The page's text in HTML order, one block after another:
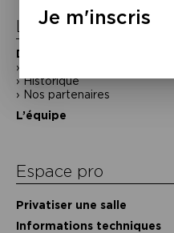
La Maison de la
Découvrir
Historique
Nos partenaires
L’équipe
Espace pro
Privatiser une salle
Informations techniques
Je m'inscris